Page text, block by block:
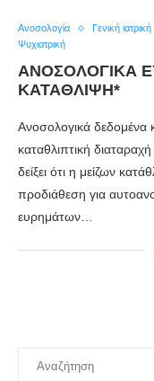
Ανοσολογία Γενική ιατρική
Ψυχιατρική
ΑΝΟΣΟΛΟΓΙΚΑ
ΚΑΤΑΘΛΙΨΗ*
Ανοσολογικά δεδομένα
καταθλιπτική
δείξει ότι η μείζων
προδιάθεση για
ευρημάτων…